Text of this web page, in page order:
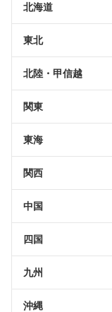
北海道
東北
北陸・甲信越
関東
東海
関西
中国
四国
九州
沖縄